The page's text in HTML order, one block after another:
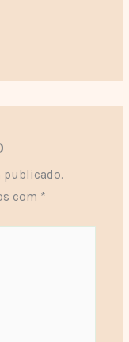
publicado.
com *